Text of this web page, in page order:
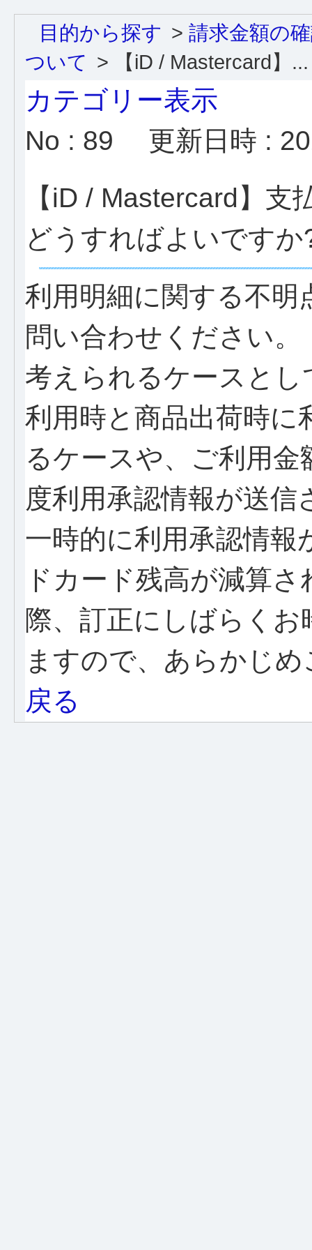
目的から探す > 請求金額の
ついて > 【iD / Mastercard】...
カテゴリー表示
No : 89
更新日時 :
【iD / Mastercard】
どうすればよいですか
利用明細に関する不
問い合わせください。
考えられるケースと
利用時と商品出荷時に
るケースや、ご利用
度利用承認情報が送
一時的に利用承認情報
ドカード残高が減算
際、訂正にしばらく
ますので、あらかじ
戻る